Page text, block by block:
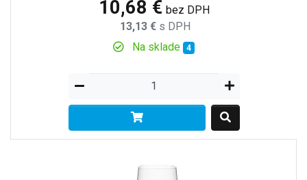
10,68 € bez DPH
13,13 € s DPH
Na sklade 4